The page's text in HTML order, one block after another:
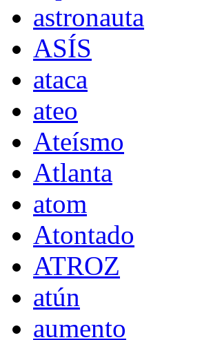
astronauta
ASÍS
ataca
ateo
Ateísmo
Atlanta
atom
Atontado
ATROZ
atún
aumento